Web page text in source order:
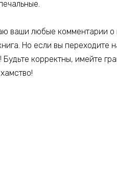
ваши любые комментарии о
Но если вы переходите
корректны, имейте